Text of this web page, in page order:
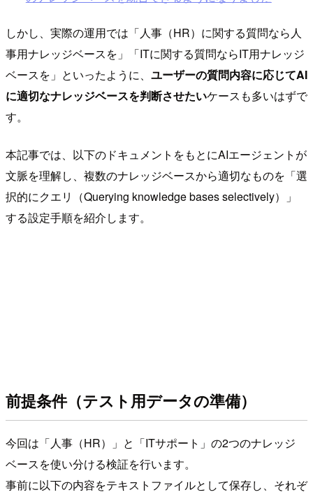
しかし、実際の運用では「人事（HR）に関する質問なら人
事用ナレッジベースを」「ITに関する質問ならIT用ナレッジ
ベースを」といったように、 ユーザーの質問内容に応じてAI
に適切なナレッジベースを判断させたいケースも多いはずで
す。
本記事では、以下のドキュメントをもとにAIエージェントが
文脈を理解し、複数のナレッジベースから適切なものを「選
択的にクエリ（Querying knowledge bases selectively）」
する設定手順を紹介します。
前提条件（テスト用データの準備）
今回は「人事（HR）」と「ITサポート」の2つのナレッジ
ベースを使い分ける検証を行います。
事前に以下の内容をテキストファイルとして保存し、それぞ